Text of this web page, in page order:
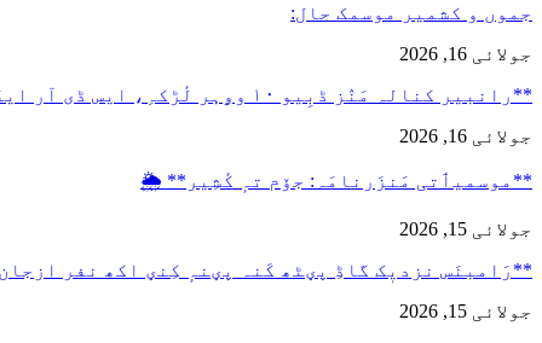
جموں و کشمیر موسمک حال:
جولائی 16, 2026
**رانبیر کنالہ مَنٛز ڈبِیو ۱۰ وۄہر لٔڑکہِ، ایس ڈی آر ایفَن…
جولائی 16, 2026
**موسمیٲتی مَنزَرنامَہ: جۆم تہٕ کٔشِیر** 🌦️
جولائی 15, 2026
**رَامبنَس نزدیٖک گاڈِ پؠٹھ کَنہ پؠنہٕ کِنؠ اکھ نفر
جولائی 15, 2026